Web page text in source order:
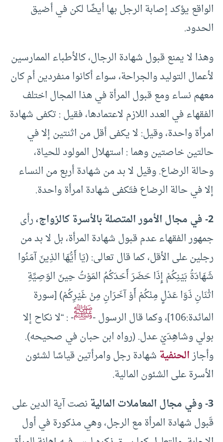
الواقع يؤكد إصابة الرجل بها أيضًا لكن في أضيق
الحدود.
وهذا لا يمنع قبول شهادة الرجال، كالأطباء الممارسين
لأعمال التوليد والجراحة، سواء أكانوا منفردين أم كان
معهم نساء ومع قبول المرأة في هذا المجال اختلف
الفقهاء في العدد اللازم لاعتمادها، فقيل : تكفى شهادة
امرأة واحدة، وقيل: لا يكفى أقل من اثنتين إلا في
حالتين خاصتين وهما : استهلال المولود للحياة،
وحالة الرضاع. وقيل لا بد من شهادة أربع من النساء
إلا في حالة الرضاع فتَكفى شهادة امرأة واحدة.
2- في مجال الأمور المتصلة بالأسرة كالزواج،
رأى
جمهور الفقهاء عدم قبول شهادة المرأة، بل لا بد من
رجلين على الأقل، كما قال تعالى: (يَا أَيُّهَا الذِينَ آمَنُوا
شَهَادَةُ بَيْنِكُمْ إِذَا حَضَرَ أَحَدَكُمُ المَوْتُ حِينَ الوَصِيَّةِ
اثْنَانِ ذَوَا عَدْلٍ مِنْكُمْ أَوْ آخَرَانِ مِنْ غَيْرِكُمْ) [سورة
المائدة:106]، وكما قال الرسول -
ﷺ- : “لا نكاح إلا
بولي وشاهِدَيْ عدل. (رواه ابن حبان في صحيحه).
وأجازالحنفيةشهادة رجل وامرأتين قياسًا لشئون
الأسرة على الشئون المالية.
3- وفي مجال المعاملات المالية
نصت آية الدين على
قَبول شهادة المرأة مع الرجل، وهي مذكورة في أول